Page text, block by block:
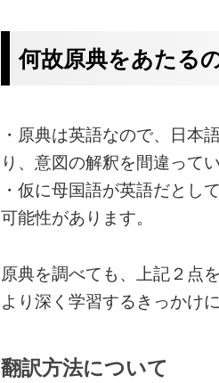
何故原典をあたる
・原典は英語なので、日本
り、意図の解釈を間違って
・仮に母国語が英語だとし
可能性があります。
原典を調べても、上記２点
より深く学習するきっかけ
翻訳方法について